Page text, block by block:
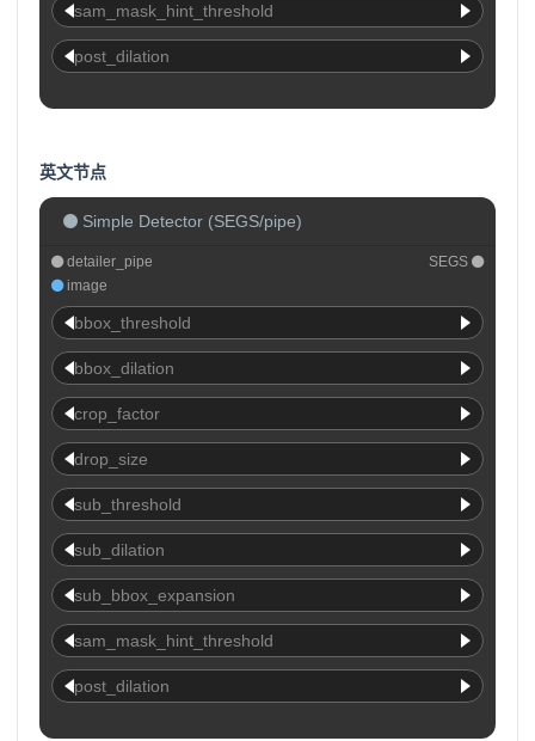
sam_mask_hint_threshold
post_dilation
英文节点
Simple Detector (SEGS/pipe)
detailer_pipe
image
SEGS
bbox_threshold
bbox_dilation
crop_factor
drop_size
sub_threshold
sub_dilation
sub_bbox_expansion
sam_mask_hint_threshold
post_dilation